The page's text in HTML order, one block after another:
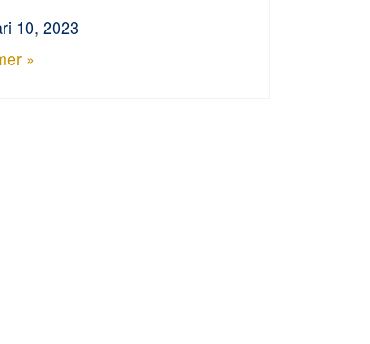
10, 2023
»